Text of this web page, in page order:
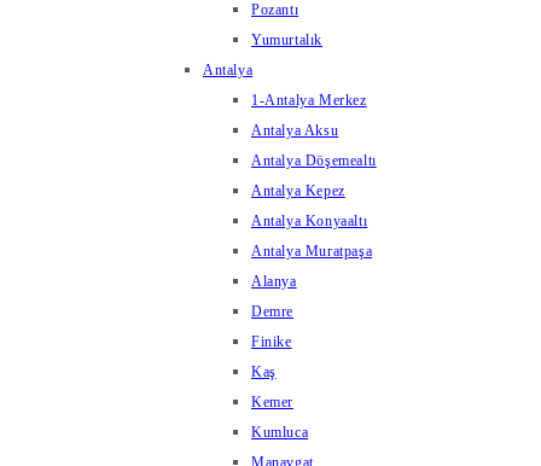
Pozantı
Yumurtalık
Antalya
1-Antalya Merkez
Antalya Aksu
Antalya Döşemealtı
Antalya Kepez
Antalya Konyaaltı
Antalya Muratpaşa
Alanya
Demre
Finike
Kaş
Kemer
Kumluca
Manavgat